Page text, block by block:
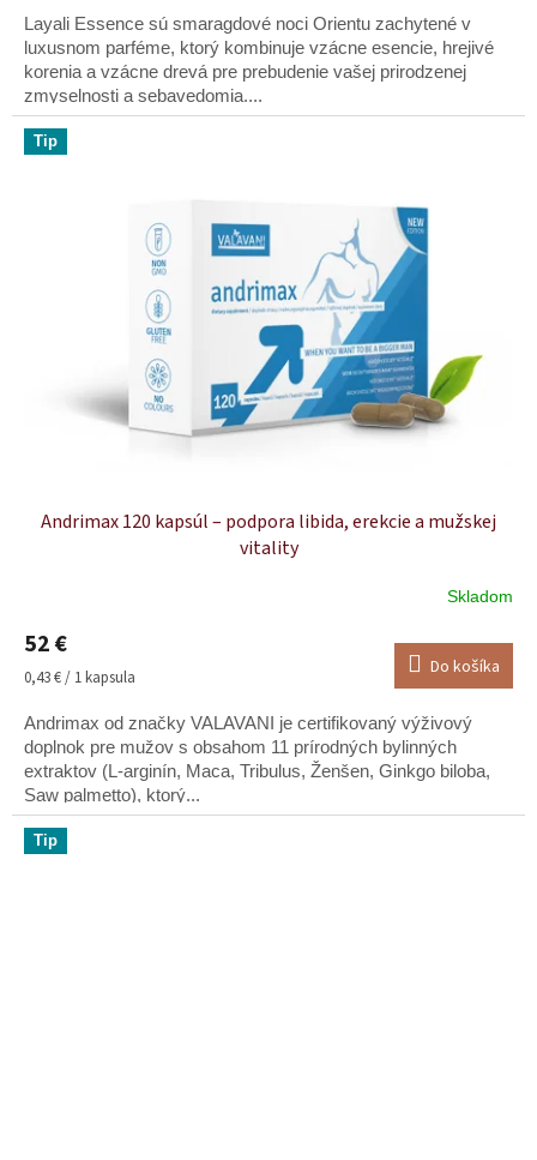
z
5
hviezdičiek.
Layali Essence sú smaragdové noci Orientu zachytené v
luxusnom parféme, ktorý kombinuje vzácne esencie, hrejivé
korenia a vzácne drevá pre prebudenie vašej prirodzenej
zmyselnosti a sebavedomia....
Tip
Andrimax 120 kapsúl – podpora libida, erekcie a mužskej
vitality
produktu
je
5,0
z
5
hviezdičiek.
Skladom
52 €
Jednotková
0,43 € / 1 kapsula Do košíka
Andrimax od značky VALAVANI je certifikovaný výživový
doplnok pre mužov s obsahom 11 prírodných bylinných
extraktov (L-arginín, Maca, Tribulus, Ženšen, Ginkgo biloba,
Saw palmetto), ktorý...
Tip